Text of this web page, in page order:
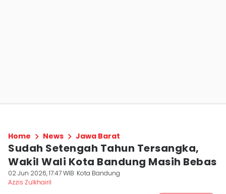
Home News Jawa Barat
Sudah Setengah Tahun Tersangka,
Wakil Wali Kota Bandung Masih Bebas
02 Jun 2026, 17:47 WIB Kota Bandung
Azzis Zulkhairil